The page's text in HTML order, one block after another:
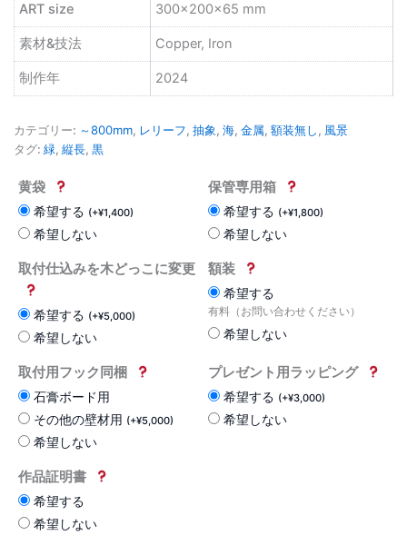
ART size 300×200×65 mm
素材&技法 Copper, Iron
制作年 2024
カテゴリー: ～800mm, レリーフ, 抽象 , 海, 金属, 額装無し , 風景
タグ: 緑, 縦長, 黒
黄袋
希望する (+¥1,400)
希望しない
保管専用箱
希望する (+¥1,800)
希望しない
取付仕込みを木どっこに変更
希望する (+¥5,000)
希望しない
額装
希望する
有料（お問い合わせください）
希望しない
取付用フック同梱
石膏ボード用
その他の壁材用 (+¥5,000)
希望しない
プレゼント用ラッピング
希望する (+¥3,000)
希望しない
作品証明書
希望する
希望しない